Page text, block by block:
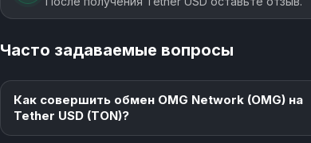
Часто задаваемые вопросы
Как совершить обмен OMG Network (OMG) на
Tether USD (TON)?